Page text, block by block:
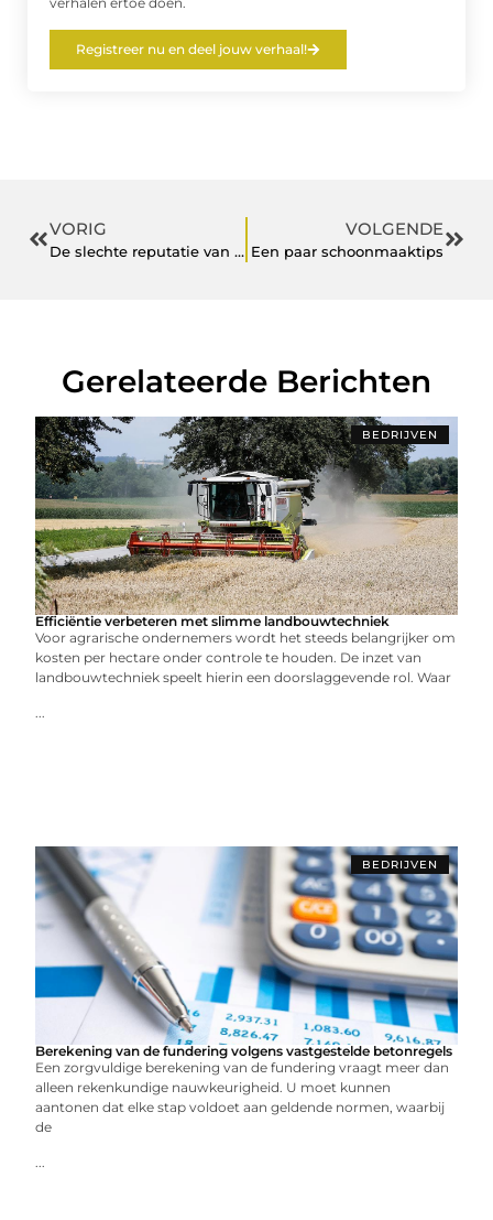
Registreer nu en deel jouw verhaal!
VORIG
De slechte reputatie van botox
VOLGENDE
Een paar schoonmaaktips
Gerelateerde Berichten
BEDRIJVEN
Efficiëntie verbeteren met slimme landbouwtechniek
Voor agrarische ondernemers wordt het steeds belangrijker om
kosten per hectare onder controle te houden. De inzet van
landbouwtechniek speelt hierin een doorslaggevende rol. Waar
...
BEDRIJVEN
Berekening van de fundering volgens vastgestelde betonregels
Een zorgvuldige berekening van de fundering vraagt meer dan
alleen rekenkundige nauwkeurigheid. U moet kunnen
aantonen dat elke stap voldoet aan geldende normen, waarbij
de
...